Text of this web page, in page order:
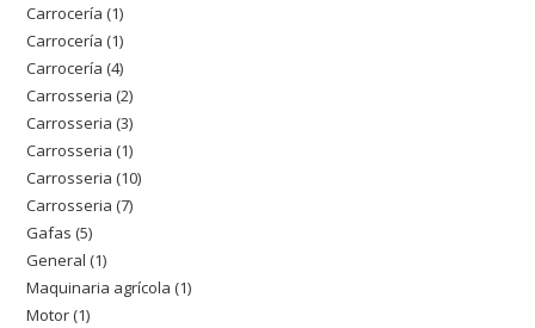
productos
Carrocería 11
producto
Carrocería 11
producto
Carrocería 44
productos
Carrosseria 22
productos
Carrosseria 33
productos
Carrosseria 11
producto
Carrosseria 1010
Carrosseria 77
Gafas 55
productos
General 11
producto
Maquinaria agrícola 11
Motor 11